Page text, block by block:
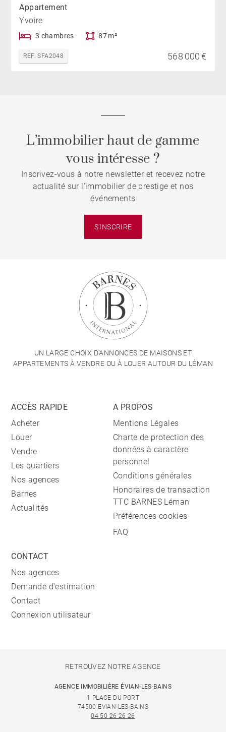
Appartement
Yvoire
3 chambres 87 m²
REF. SFA2048 568 000 €
L’immobilier haut de gamme
vous intéresse ?
Inscrivez-vous à notre newsletter et recevez notre
actualité sur l'immobilier de prestige et nos
événements
S'INSCRIRE
UN LARGE CHOIX D'ANNONCES DE MAISONS ET
APPARTEMENTS À VENDRE OU À LOUER AUTOUR DU LÉMAN
ACCÈS RAPIDE
Acheter
Louer
Vendre
Les quartiers
Nos agences
Barnes
Actualités
A PROPOS
Mentions Légales
Charte de protection des
données à caractère
personnel
Conditions générales
Honoraires de transaction
TTC BARNES Léman
Préférences cookies
FAQ
CONTACT
Nos agences
Demande d'estimation
Contact
Connexion utilisateur
RETROUVEZ NOTRE AGENCE
AGENCE IMMOBILIÈRE ÉVIAN-LES-BAINS
1 PLACE DU PORT
74500 EVIAN-LES-BAINS
04 50 26 26 26